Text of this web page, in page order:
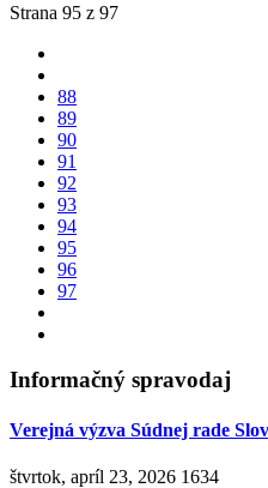
Strana 95 z 97
88
89
90
91
92
93
94
95
96
97
Informačný spravodaj
Verejná výzva Súdnej rade
štvrtok, apríl 23, 2026 1634